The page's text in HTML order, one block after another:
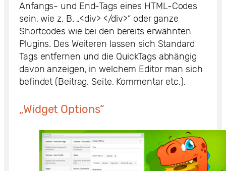
Anfangs- und End-Tags eines HTML-Codes
sein, wie z. B. „<div> </div>“ oder ganze
Shortcodes wie bei den bereits erwähnten
Plugins. Des Weiteren lassen sich Standard
Tags entfernen und die QuickTags abhängig
davon anzeigen, in welchem Editor man sich
befindet (Beitrag, Seite, Kommentar etc.).
„Widget Options“